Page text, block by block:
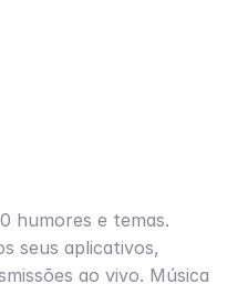
humores e temas.
seus aplicativos,
ao vivo. Música